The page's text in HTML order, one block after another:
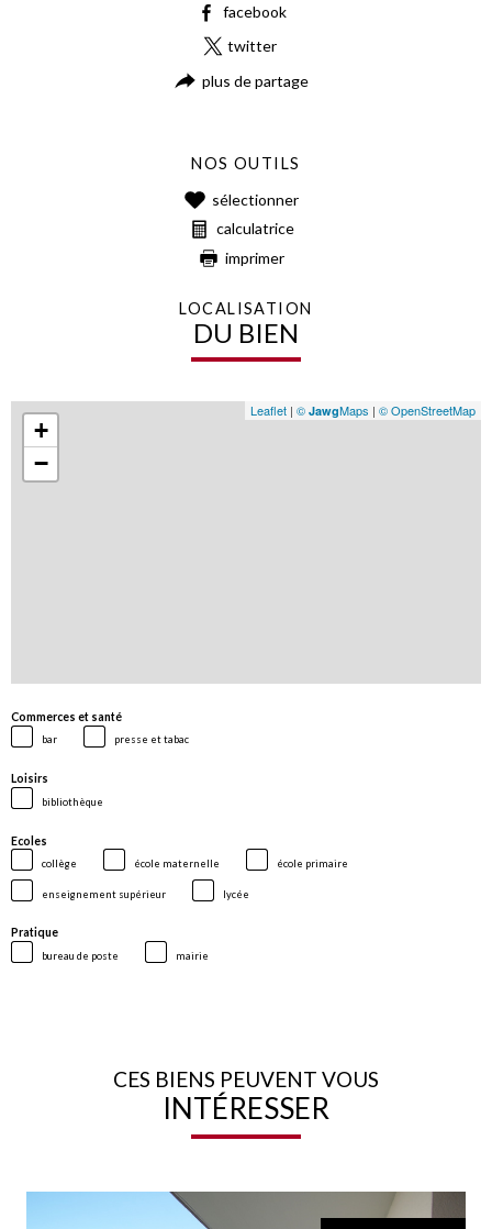
facebook
twitter
plus de partage
NOS OUTILS
sélectionner
calculatrice
imprimer
LOCALISATION
DU BIEN
+
−
Leaflet | © JawgMaps | © OpenStreetMap
Commerces et santé
bar presse et tabac
Loisirs
bibliothèque
Ecoles
collège école maternelle école primaire
enseignement supérieur lycée
Pratique
bureau de poste mairie
CES BIENS PEUVENT VOUS
INTÉRESSER